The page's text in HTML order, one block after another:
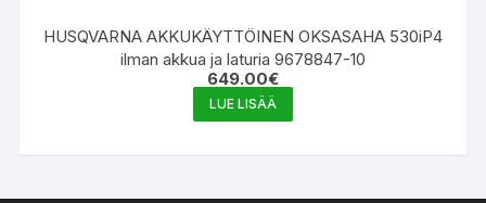
HUSQVARNA AKKUKÄYTTÖINEN OKSASAHA 530iP4
ilman akkua ja laturia 9678847-10
649.00€
LUE LISÄÄ